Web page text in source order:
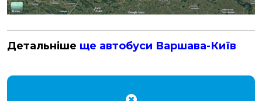
Детальніше ще автобуси Варшава-Київ